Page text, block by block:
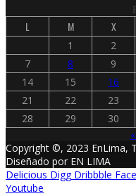
L
M X
1 2
7
8 9
14
15 16
21
22 23
28
29 30
Copyright ©, 2023 EnLima,
Diseñado por EN LIMA
Delicious Digg Dribbble
Youtube